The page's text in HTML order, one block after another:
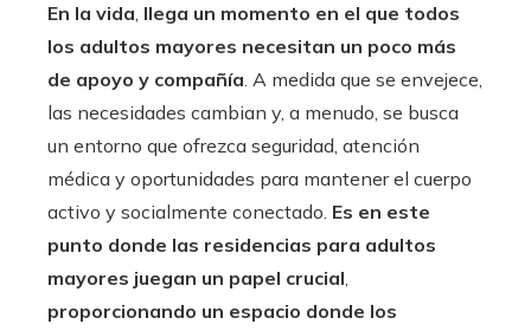
En la vida, llega un momento en el que todos
los adultos mayores necesitan un poco más
de apoyo y compañía. A medida que se envejece,
las necesidades cambian y, a menudo, se busca
un entorno que ofrezca seguridad, atención
médica y oportunidades para mantener el cuerpo
activo y socialmente conectado. Es en este
punto donde las residencias para adultos
mayores juegan un papel crucial,
proporcionando un espacio donde los